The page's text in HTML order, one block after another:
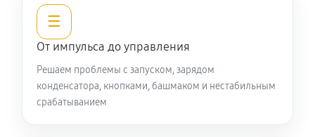
☰
От импульса до управления
Решаем проблемы с запуском, зарядом
конденсатора, кнопками, башмаком и нестабильным
срабатыванием